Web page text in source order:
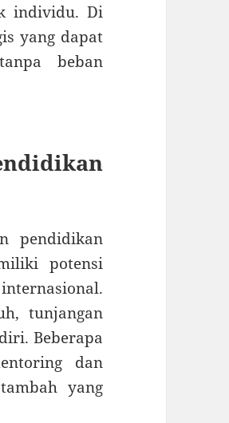
individu. Di
yang dapat
beban
pendidikan
potensi
tunjangan
Beberapa
dan
yang